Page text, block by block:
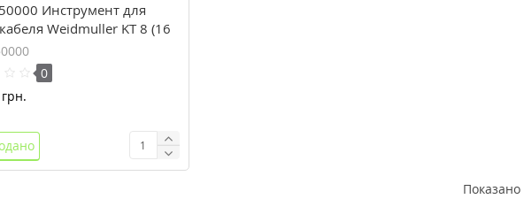
Инструмент для
Weidmuller KT 8 (16
0
Показано